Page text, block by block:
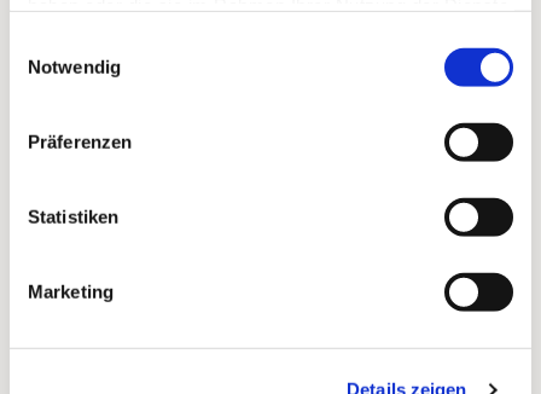
Notwendig
Präferenzen
Statistiken
Marketing
Details zeigen